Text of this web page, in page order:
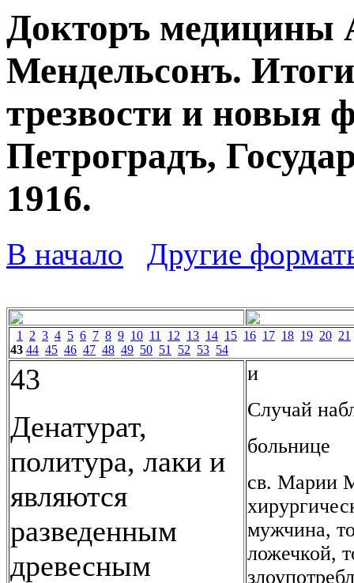
Докторъ медицины
Мендельсонъ.
трезвости и новыя
Петроградъ,
1916.
В начало Другие
1 2 3 4 5 6 7 8 9 10 11 12 13 14 15 16 17 18 19 20 21
43 44 45 46 47 48 49 50 51 52 53 54
43
Денатурат,
политура, лаки и
являются
разведенным
древесным
и
Случай
больнице
св. Марии
мужчина,
ложечкой,